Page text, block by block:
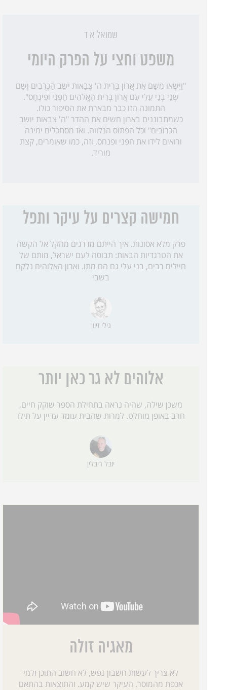
שמואל א ד
משפט וחצי על הפרק היומי
"וַיִּשְׂאוּ מִשָּׁם אֵת אֲרוֹן בְּרִית ה' צְבָאוֹת יֹשֵׁב הַכְּרֻבִים וְשָׁם
שְׁנֵי בְנֵי עֵלִי עִם אֲרוֹן בְּרִית הָאֱלֹהִים חָפְנִי וּפִינְחָס".
התמונה הזו כבר מבארת את הסיפור כולו.
כשמתבוננים בארון חשים את ההדר "ה' צבאות יושב
הכרובים" וכל הפתוס הנלווה. ואז מסתכלים ימינה
ורואים לידו את חפני ופנחס, וזה, כמו שאומרים, קצת
מוריד.
חמישה קצרים על עיקר ותפל
פרק מלא אסונות. איך הייתם מדרגים מהקל אל הקשה
את הטרגדיות הבאות: תבוסה לעם ישראל, מותם של
חיילים רבים, בני עלי גם הם מתו. וארון האלוהים נלקח
בשבי
גילי זיוון
אלוהים לא גר כאן יותר
משכן שילה, שהיה נראה בתחילת הספר שוקק חיים,
חרב באופן מוחלט. למרות שהבית עומד עדיין על תילו
יובל ריבלין
מאגיה זולה
לא צריך לעשות חשבון נפש, לא חשוב התוכן ולמי
אכפת מהמוסר. העיקר שיש קמע. והתוצאות בהתאם